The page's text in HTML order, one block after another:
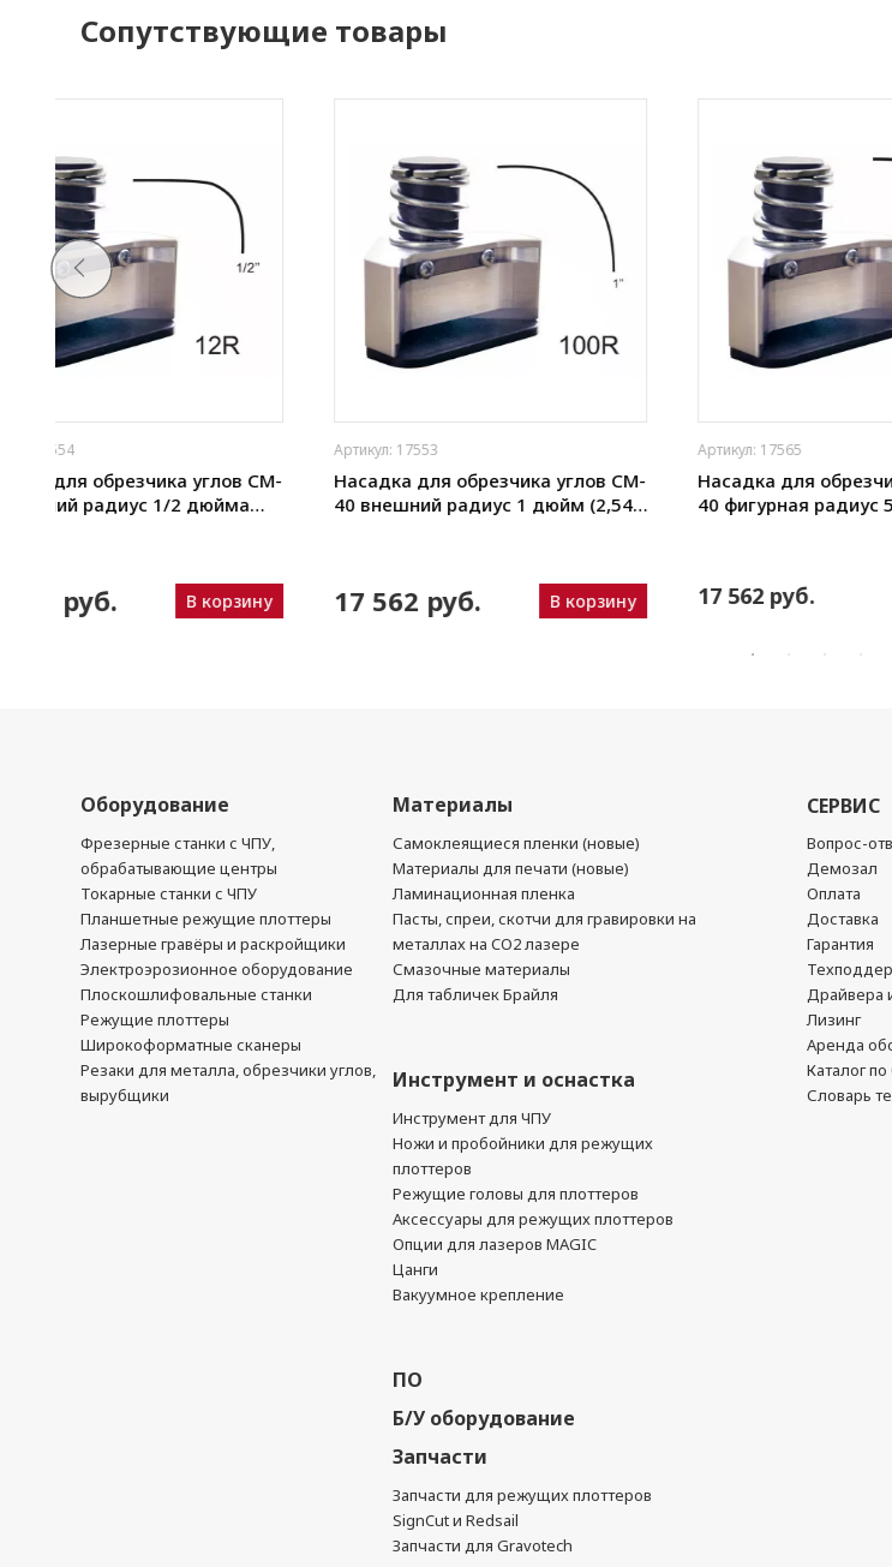
Сопутствующие товары
Насадка для обрезчика углов CM-
40 фигурная радиус 5/8 дюйма
17 562 руб. В корзину
Насадка для обрезчика углов CM-
40 фигурная радиус 3/8 дюйма
17 562 руб. В корзину
Насадка
40
17
Оборудование
Фрезерные станки с ЧПУ,
обрабатывающие центры
Токарные станки с ЧПУ
Планшетные режущие плоттеры
Лазерные гравёры и раскройщики
Электроэрозионное оборудование
Плоскошлифовальные станки
Режущие плоттеры
Широкоформатные сканеры
Резаки для металла, обрезчики углов,
вырубщики
Материалы
Самоклеящиеся пленки (новые)
Материалы для печати (новые)
Ламинационная пленка
Пасты, спреи, скотчи для гравировки на
металлах на CO2 лазере
Смазочные материалы
Для табличек Брайля
Инструмент и оснастка
Инструмент для ЧПУ
Ножи и пробойники для режущих
плоттеров
Режущие головы для плоттеров
Аксессуары для режущих плоттеров
Опции для лазеров MAGIC
Цанги
Вакуумное крепление
ПО
Б/У оборудование
Запчасти
Запчасти для режущих плоттеров
SignCut и Redsail
Запчасти для Gravotech
СЕРВИС
Вопрос-
Демозал
Оплата
Доставка
Гарантия
Драйвера
Лизинг
Аренда
Каталог
Словарь